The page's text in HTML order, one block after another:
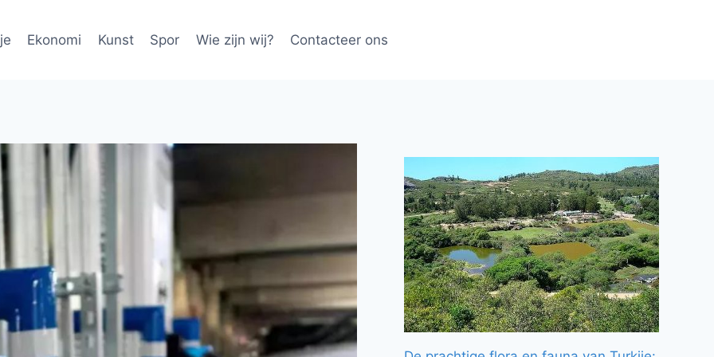
Ekonomi Kunst Spor Wie zijn wij? Contacteer ons